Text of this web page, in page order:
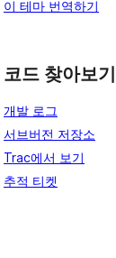
이 테마 번역하기
코드 찾아보기
개발 로그
서브버전 저장소
Trac에서 보기
추적 티켓